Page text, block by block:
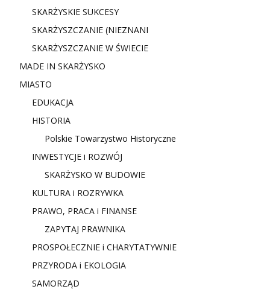
SKARŻYSKIE SUKCESY
SKARŻYSZCZANIE (NIEZNANI
SKARŻYSZCZANIE W ŚWIECIE
MADE IN SKARŻYSKO
MIASTO
EDUKACJA
HISTORIA
Polskie Towarzystwo Historyczne
INWESTYCJE i ROZWÓJ
SKARŻYSKO W BUDOWIE
KULTURA i ROZRYWKA
PRAWO, PRACA i FINANSE
ZAPYTAJ PRAWNIKA
PROSPOŁECZNIE i CHARYTATYWNIE
PRZYRODA i EKOLOGIA
SAMORZĄD